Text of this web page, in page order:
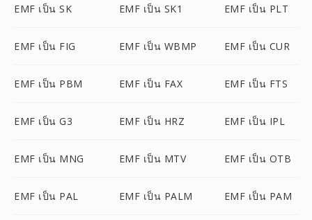
EMF เป็น SK EMF เป็น SK1 EMF เป็น PLT
EMF เป็น FIG EMF เป็น WBMP EMF เป็น CUR
EMF เป็น PBM EMF เป็น FAX EMF เป็น FTS
EMF เป็น G3 EMF เป็น HRZ EMF เป็น IPL
EMF เป็น MNG EMF เป็น MTV EMF เป็น OTB
EMF เป็น PAL EMF เป็น PALM EMF เป็น PAM